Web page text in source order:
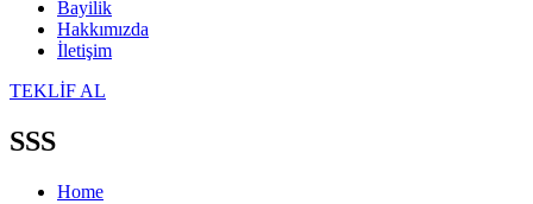
Bayilik
Hakkımızda
İletişim
TEKLİF AL
SSS
Home